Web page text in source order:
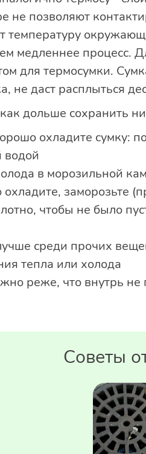
не позволяют
температуру
медленнее процесс.
для термосумки.
не даст расплыться
как дольше сохранить
охладите сумку:
водой
в морозильной
заморозьте
чтобы не было
среди прочих
тепла или холода
реже, что внутрь
Советы